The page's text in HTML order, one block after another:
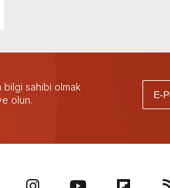
bilgi sahibi olmak
olun.